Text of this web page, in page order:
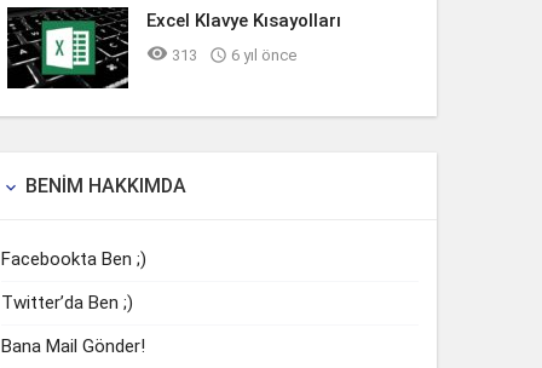
Excel Klavye Kısayolları
 313  6 yıl önce
 BENIM HAKKIMDA
Facebookta Ben ;)
Twitter’da Ben ;)
Bana Mail Gönder!